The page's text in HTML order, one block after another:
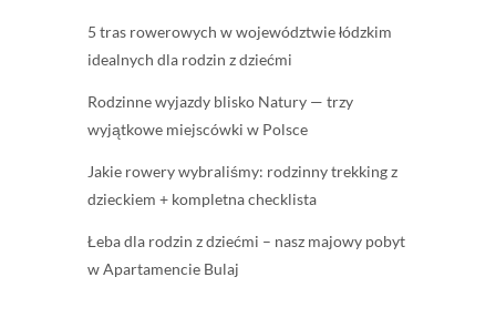
5 tras rowerowych w województwie łódzkim
idealnych dla rodzin z dziećmi
Rodzinne wyjazdy blisko Natury — trzy
wyjątkowe miejscówki w Polsce
Jakie rowery wybraliśmy: rodzinny trekking z
dzieckiem + kompletna checklista
Łeba dla rodzin z dziećmi – nasz majowy pobyt
w Apartamencie Bulaj